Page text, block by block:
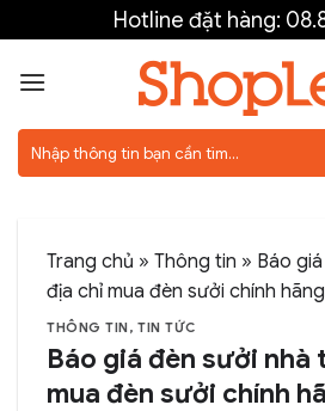
to
content
Hotline đặt hàng:
kiếm:
Trang chủ » Thông tin » Báo
địa chỉ mua đèn sưởi chính hãng
THÔNG TIN,TIN TỨC
Báo giá đèn sưởi nhà
mua đèn sưởi chính